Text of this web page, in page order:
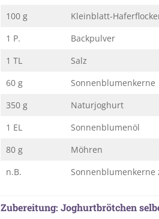
100 g
Kleinblatt-
1 P.
Backpulver
1 TL
Salz
60 g
Sonnenblumenkerne
350 g
Naturjoghurt
1 EL
Sonnenblumenöl
80 g
Möhren
n.B.
Sonnenblumenkerne
Zubereitung: Joghurtbrötchen